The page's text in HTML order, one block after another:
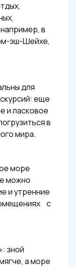
в
эш-Шейхе,
для
еще
и ласковое
в
мира.
море
можно
и утренние
с
зной
а море